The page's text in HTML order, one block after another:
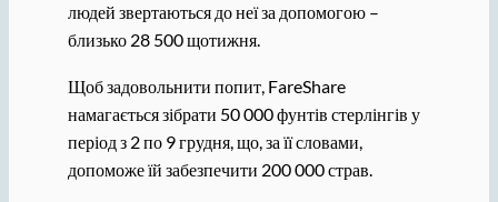
людей звертаються до неї за допомогою –
близько 28 500 щотижня.
Щоб задовольнити попит, FareShare
намагається зібрати 50 000 фунтів стерлінгів у
період з 2 по 9 грудня, що, за її словами,
допоможе їй забезпечити 200 000 страв.